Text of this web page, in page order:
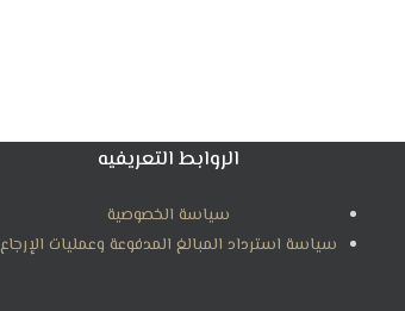
الروابط التعريفيه
سياسة الخصوصية
سياسة استرداد المبالغ المدفوعة وعمليات الإرجاع